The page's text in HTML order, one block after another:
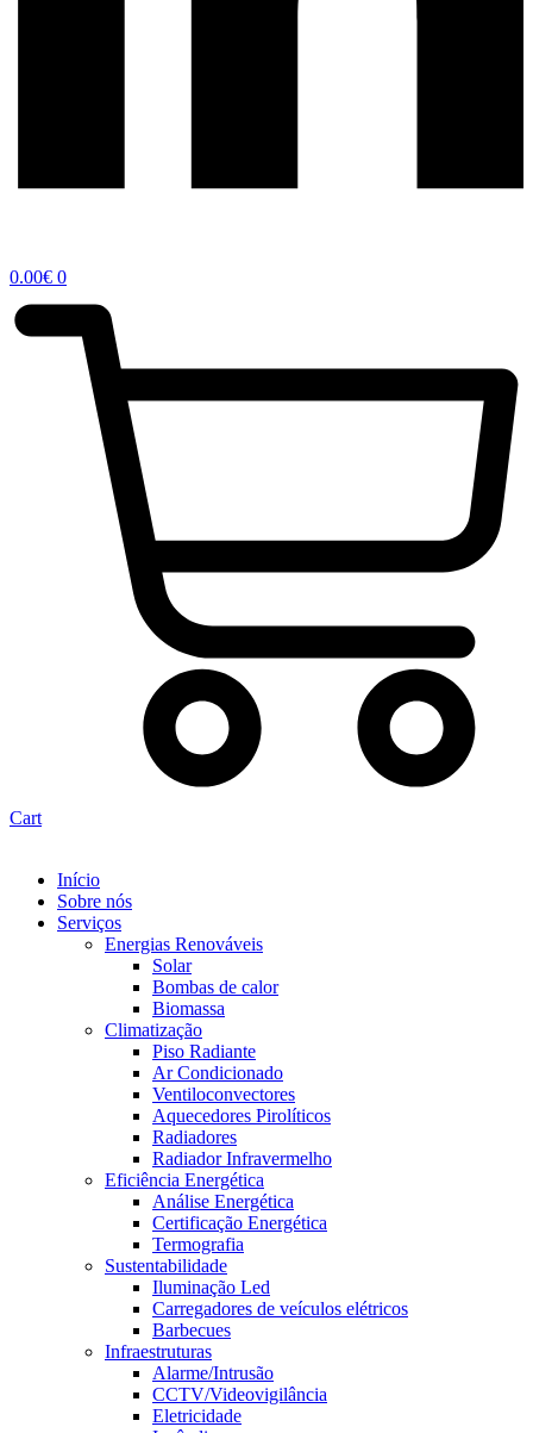
0.00€ 0
Cart
Início
Sobre nós
Serviços
Energias Renováveis
Solar
Bombas de calor
Biomassa
Climatização
Piso Radiante
Ar Condicionado
Ventiloconvectores
Aquecedores Pirolíticos
Radiadores
Radiador Infravermelho
Eficiência Energética
Análise Energética
Certificação Energética
Termografia
Sustentabilidade
Iluminação Led
Carregadores de veículos elétricos
Barbecues
Infraestruturas
Alarme/Intrusão
CCTV/Videovigilância
Eletricidade